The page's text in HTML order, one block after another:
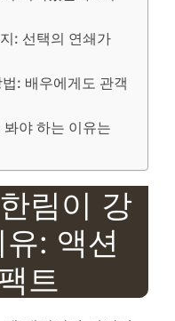
: 선택의 연쇄가
법: 배우에게도 관객
야 하는 이유는
림이 강
: 액션
트